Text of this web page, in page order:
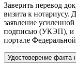
Заверить перевод
визита к нотариусу.
заявление
подписью (УКЭП), и
портале
Удостоверение факта